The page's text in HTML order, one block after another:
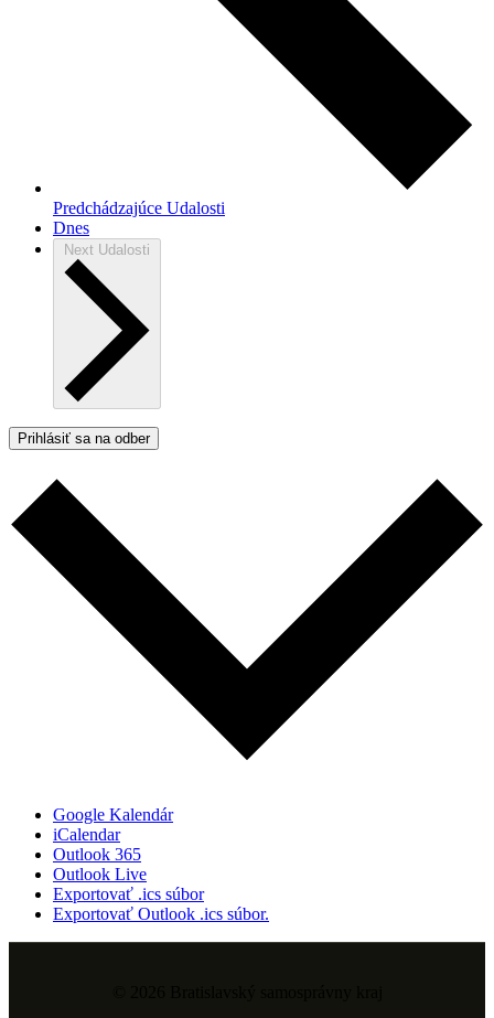
Predchádzajúce Udalosti
Dnes
Next Udalosti
Prihlásiť sa na odber
Google Kalendár
iCalendar
Outlook 365
Outlook Live
Exportovať .ics súbor
Exportovať Outlook .ics súbor.